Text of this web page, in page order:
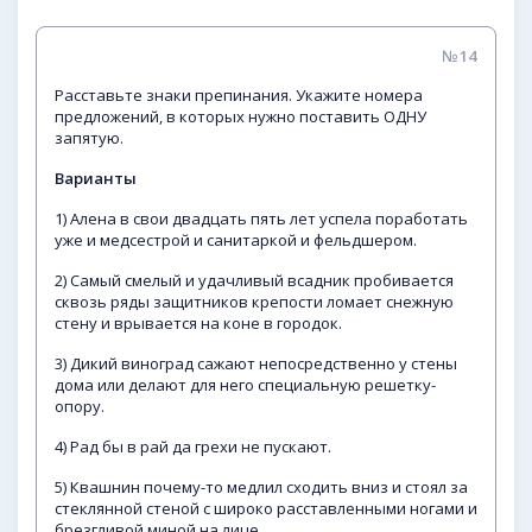
№14
Расставьте знаки препинания. Укажите номера
предложений, в которых нужно поставить ОДНУ
запятую.
Варианты
1) Алена в свои двадцать пять лет успела поработать
уже и медсестрой и санитаркой и фельдшером.
2) Самый смелый и удачливый всадник пробивается
сквозь ряды защитников крепости ломает снежную
стену и врывается на коне в городок.
3) Дикий виноград сажают непосредственно у стены
дома или делают для него специальную решетку-
опору.
4) Рад бы в рай да грехи не пускают.
5) Квашнин почему-то медлил сходить вниз и стоял за
стеклянной стеной с широко расставленными ногами и